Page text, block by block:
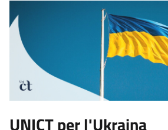
UNICT per l'Ukraina